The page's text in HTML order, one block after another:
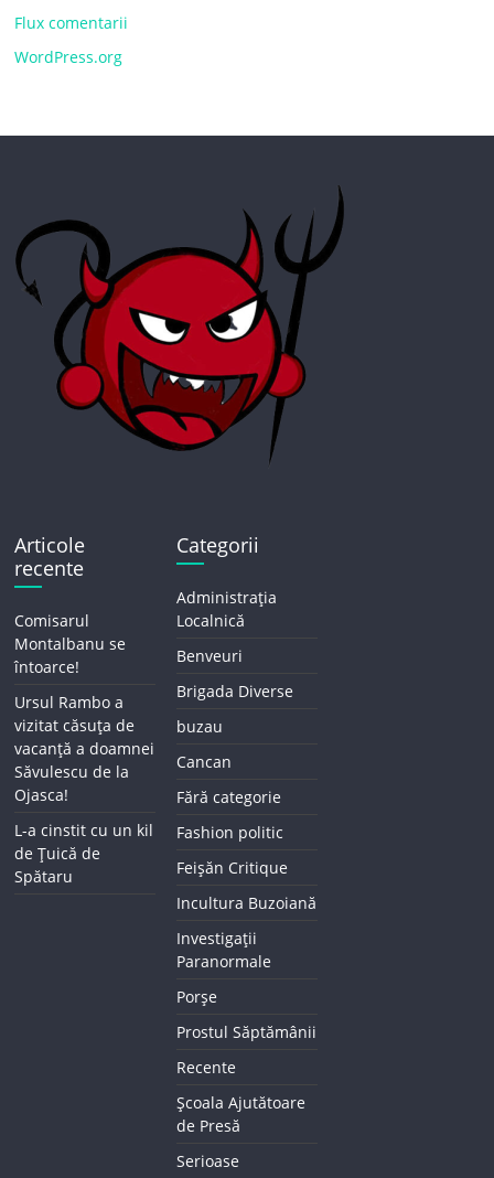
Flux comentarii
WordPress.org
Articole
recente
Comisarul
Montalbanu se
întoarce!
Ursul Rambo a
vizitat căsuța de
vacanță a doamnei
Săvulescu de la
Ojasca!
L-a cinstit cu un kil
de Țuică de
Spătaru
Categorii
Administrația
Localnică
Benveuri
Brigada Diverse
buzau
Cancan
Fără categorie
Fashion politic
Feișăn Critique
Incultura Buzoiană
Investigații
Paranormale
Porșe
Prostul Săptămânii
Recente
Școala Ajutătoare
de Presă
Serioase